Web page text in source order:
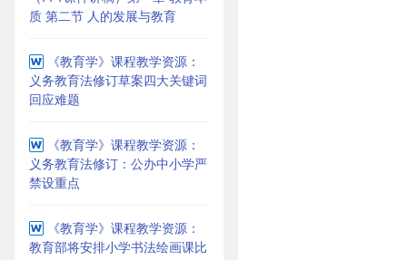
质 第二节 人的发展与教育
《教育学》课程教学资源：
义务教育法修订草案四大关键词
回应难题
《教育学》课程教学资源：
义务教育法修订：公办中小学严
禁设重点
《教育学》课程教学资源：
教育部将安排小学书法绘画课比